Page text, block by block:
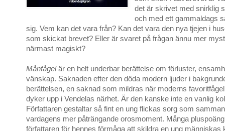
det är skrivet med snirklig
och med ett gammaldags
sig. Vem kan det vara från? Kan det vara den nya tjejen i
som skickat brevet? Eller är svaret på frågan ännu mer
närmast magiskt?
Månfågelär en helt underbar berättelse om förluster,
vänskap. Saknaden efter den döda modern ljuder i
berättelsen, en saknad som mildras när moderns
dyker upp i Vendelas närhet. Är den kanske inte en vanlig
Författaren gestaltar så fint en ung flickas sorg som
vardagens mer påträngande orosmoment. Många
författaren för hennes förmåga att skildra en ung människas